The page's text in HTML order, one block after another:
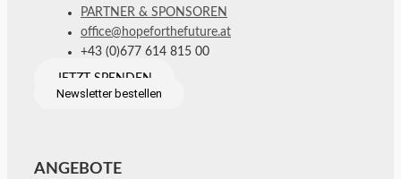
PARTNER & SPONSOREN
office@hopeforthefuture.at
+43 (0)677 614 815 00
JETZT SPENDEN
Newsletter bestellen
ANGEBOTE